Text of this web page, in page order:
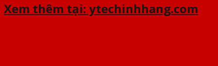
Xem thêm tại: ytechinhhang.com